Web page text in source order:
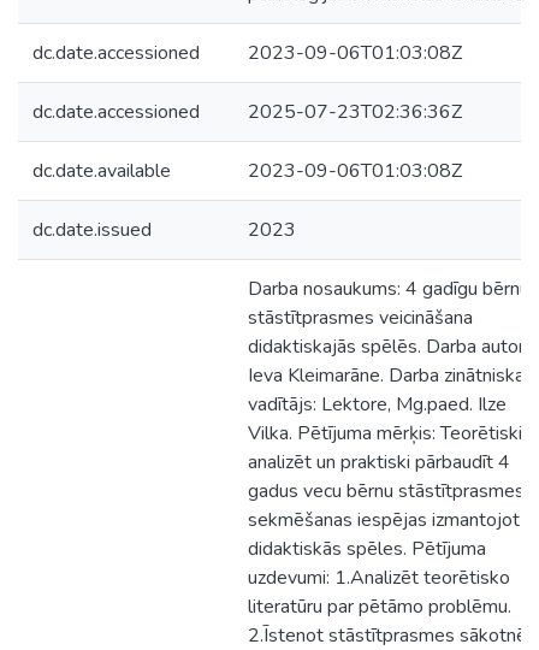
dc.date.accessioned 2023-09-06T01:03:08Z
dc.date.accessioned 2025-07-23T02:36:36Z
dc.date.available 2023-09-06T01:03:08Z
dc.date.issued 2023
Darba nosaukums: 4 gadīgu bērnu
stāstītprasmes veicināšana
didaktiskajās spēlēs. Darba autore:
Ieva Kleimarāne. Darba zinātniskais
vadītājs: Lektore, Mg.paed. Ilze
Vilka. Pētījuma mērķis: Teorētiski
analizēt un praktiski pārbaudīt 4
gadus vecu bērnu stāstītprasmes
sekmēšanas iespējas izmantojot
didaktiskās spēles. Pētījuma
uzdevumi: 1.Analizēt teorētisko
literatūru par pētāmo problēmu.
2.Īstenot stāstītprasmes